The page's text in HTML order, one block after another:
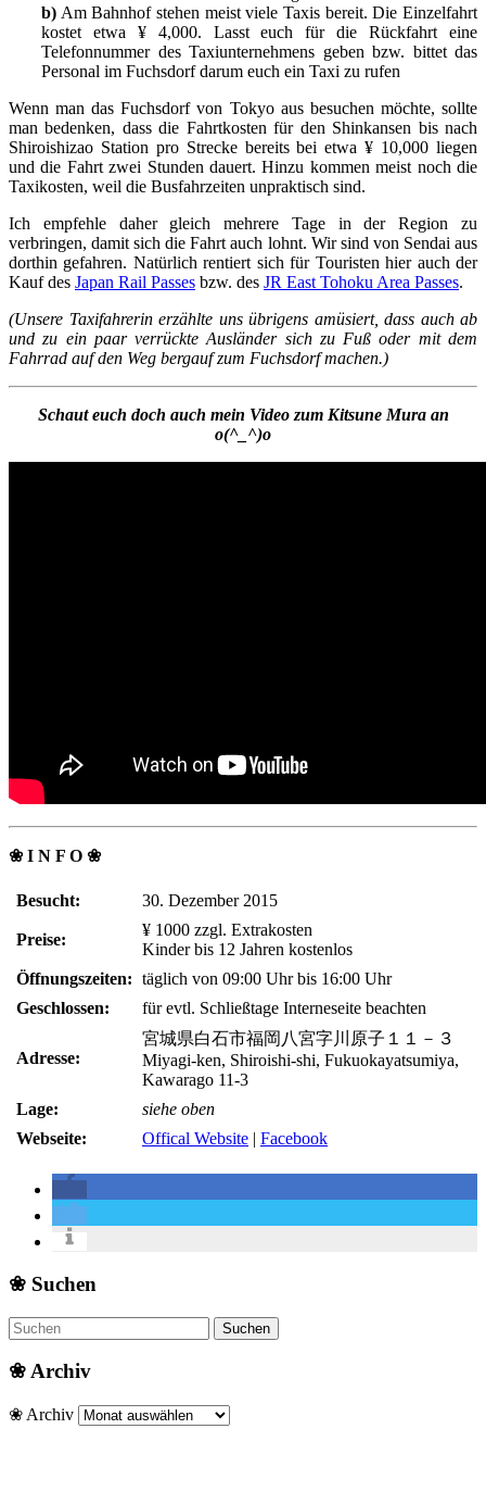
b) Am Bahnhof stehen meist viele Taxis bereit. Die Einzelfahrt
kostet etwa ¥ 4,000. Lasst euch für die Rückfahrt eine
Telefonnummer des Taxiunternehmens geben bzw. bittet das
Personal im Fuchsdorf darum euch ein Taxi zu rufen
Wenn man das Fuchsdorf von Tokyo aus besuchen möchte, sollte
man bedenken, dass die Fahrtkosten für den Shinkansen bis nach
Shiroishizao Station pro Strecke bereits bei etwa ¥ 10,000 liegen
und die Fahrt zwei Stunden dauert. Hinzu kommen meist noch die
Taxikosten, weil die Busfahrzeiten unpraktisch sind.
Ich empfehle daher gleich mehrere Tage in der Region zu
verbringen, damit sich die Fahrt auch lohnt. Wir sind von Sendai aus
dorthin gefahren. Natürlich rentiert sich für Touristen hier auch der
Kauf des Japan Rail Passes bzw. des JR East Tohoku Area Passes.
(Unsere Taxifahrerin erzählte uns übrigens amüsiert, dass auch ab
und zu ein paar verrückte Ausländer sich zu Fuß oder mit dem
Fahrrad auf den Weg bergauf zum Fuchsdorf machen.)
Schaut euch doch auch mein Video zum Kitsune Mura an
o(^_^)o
❀ I N F O ❀
Besucht: 30. Dezember 2015
Preise:
¥ 1000 zzgl. Extrakosten
Kinder bis 12 Jahren kostenlos
Öffnungszeiten: täglich von 09:00 Uhr bis 16:00 Uhr
Geschlossen:
für evtl. Schließtage Interneseite beachten
Adresse:
宮城県白石市福岡八宮字川原子１１－３
Miyagi-ken, Shiroishi-shi, Fukuokayatsumiya,
Kawarago 11-3
Lage:
siehe oben
Webseite:
Offical Website | Facebook
❀ Suchen
❀ Archiv
❀ Archiv